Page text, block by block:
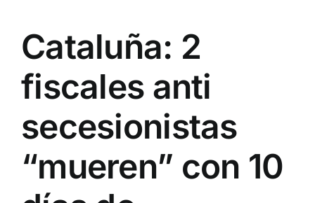
Cataluña: 2
fiscales anti
secesionistas
“mueren” con 10